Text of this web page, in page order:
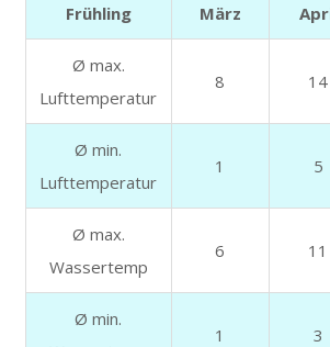
Frühling März
Ø max.
Lufttemperatur
8 14
Ø min.
Lufttemperatur
1 5
Ø max.
Wassertemp
6 11
Ø min.
1 3